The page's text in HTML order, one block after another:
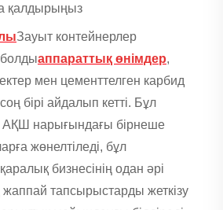
қалдырыңыз
Зауыт контейнерлер
болдыаппараттық өнімдер,
мен цементтелген карбид
бірі айдалып кетті. Бұл
АҚШ нарығындағы бірнеше
жөнелтіледі, бұл
бизнесінің одан әрі
тапсырыстарды жеткізу